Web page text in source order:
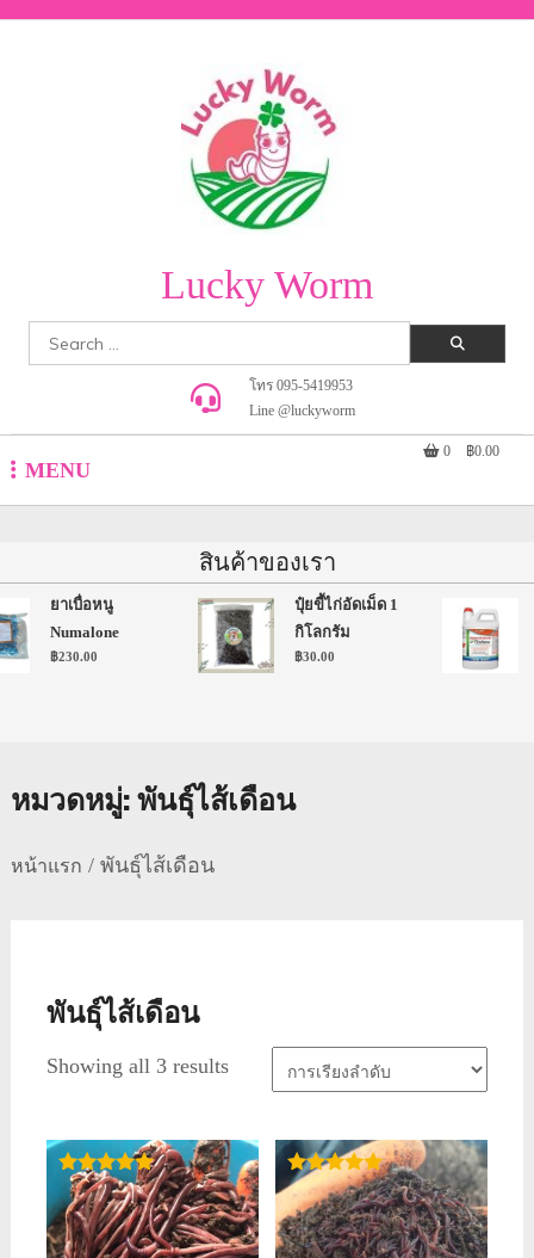
Skip
Lucky Worm
Search
โทร 095-5419953
Line @luckyworm
MENU
0 ฿0.00
สินค้าของเรา
ยาเบื่อหนู
Numalone
฿230.00
ปุ๋ยขี้ไก่อัดเม็ด 1
กิโลกรัม
฿30.00
หมวดหมู่: พันธุ์ไส้เดือน
หน้าแรก / พันธุ์ไส้เดือน
พันธุ์ไส้เดือน
Showing all 3 results
ให้คะแนน
4.92
ตั้งแต่ 1-5
คะแนน
ให้คะแนน
5.00
ตั้งแต่ 1-5
คะแนน